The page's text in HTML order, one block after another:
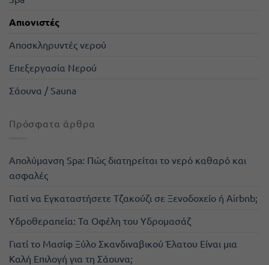
Απιονιστές
Αποσκληρυντές νερού
Επεξεργασία Νερού
Σάουνα / Sauna
Πρόσφατα άρθρα
Απολύμανση Spa: Πώς διατηρείται το νερό καθαρό και
ασφαλές
Γιατί να Εγκαταστήσετε Τζακούζι σε Ξενοδοχείο ή Airbnb;
Υδροθεραπεία: Τα Οφέλη του Υδρομασάζ
Γιατί το Μασίφ Ξύλο Σκανδιναβικού Έλατου Είναι μια
Καλή Επιλογή για τη Σάουνα;